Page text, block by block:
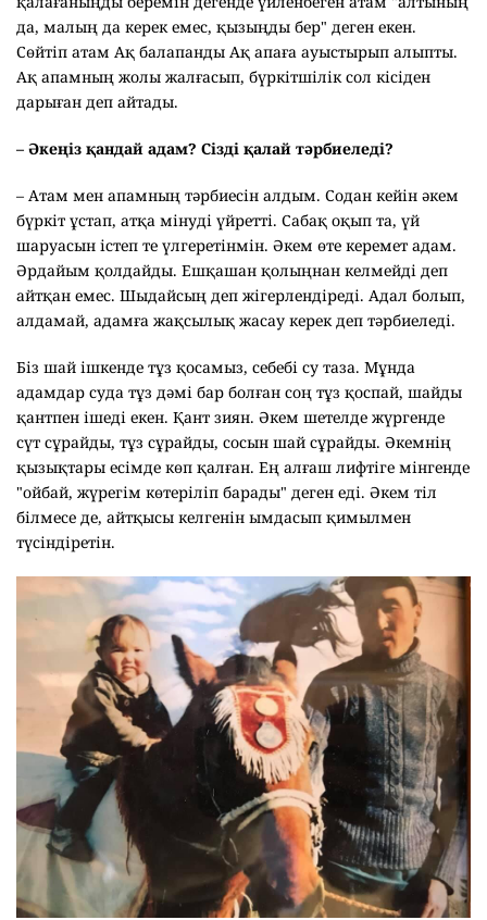
да, малың да керек емес, қызыңды бер" деген екен.
Сөйтіп атам Ақ балапанды Ақ апаға ауыстырып алыпты.
Ақ апамның жолы жалғасып, бүркітшілік сол кісіден
дарыған деп айтады.
– Әкеңіз қандай адам? Сізді қалай тәрбиеледі?
– Атам мен апамның тәрбиесін алдым. Содан кейін әкем
бүркіт ұстап, атқа мінуді үйретті. Сабақ оқып та, үй
шаруасын істеп те үлгеретінмін. Әкем өте керемет адам.
Әрдайым қолдайды. Ешқашан қолыңнан келмейді деп
айтқан емес. Шыдайсың деп жігерлендіреді. Адал болып,
алдамай, адамға жақсылық жасау керек деп тәрбиеледі.
Біз шай ішкенде тұз қосамыз, себебі су таза. Мұнда
адамдар суда тұз дәмі бар болған соң тұз қоспай, шайды
қантпен ішеді екен. Қант зиян. Әкем шетелде жүргенде
сүт сұрайды, тұз сұрайды, сосын шай сұрайды. Әкемнің
қызықтары есімде көп қалған. Ең алғаш лифтіге мінгенде
"ойбай, жүрегім көтеріліп барады" деген еді. Әкем тіл
білмесе де, айтқысы келгенін ымдасып қимылмен
түсіндіретін.